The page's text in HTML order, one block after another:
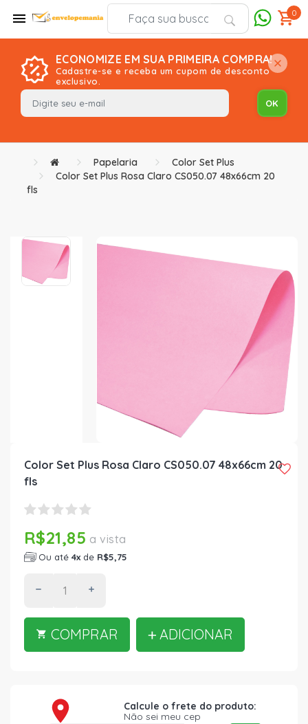
0
ECONOMIZE EM SUA PRIMEIRA COMPRA!
Cadastre-se e receba um cupom de desconto
exclusivo.
Papelaria
Color Set Plus
Color Set Plus Rosa Claro CS050.07 48x66cm 20
fls
Color Set Plus Rosa Claro CS050.07 48x66cm 20
fls
R$21,85 a vista
Ou até 4x de R$5,75
COMPRAR ADICIONAR
Calcule o frete do produto:
Não sei meu cep